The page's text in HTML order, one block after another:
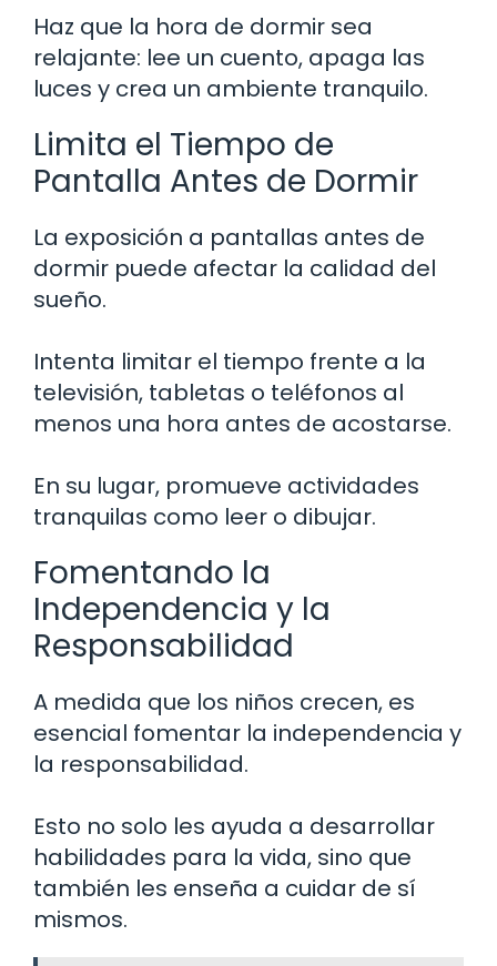
Haz que la hora de dormir sea
relajante: lee un cuento, apaga las
luces y crea un ambiente tranquilo.
Limita el Tiempo de
Pantalla Antes de Dormir
La exposición a pantallas antes de
dormir puede afectar la calidad del
sueño.
Intenta limitar el tiempo frente a la
televisión, tabletas o teléfonos al
menos una hora antes de acostarse.
En su lugar, promueve actividades
tranquilas como leer o dibujar.
Fomentando la
Independencia y la
Responsabilidad
A medida que los niños crecen, es
esencial fomentar la independencia y
la responsabilidad.
Esto no solo les ayuda a desarrollar
habilidades para la vida, sino que
también les enseña a cuidar de sí
mismos.